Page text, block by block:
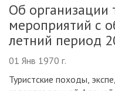
Об организации
мероприятий с
летний период
01 Янв 1970 г.
Туристские походы,